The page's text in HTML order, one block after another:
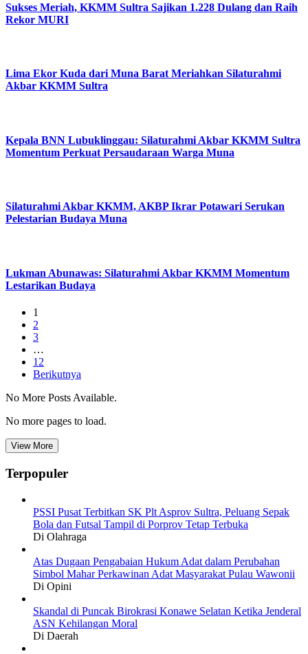
Sukses Meriah, KKMM Sultra Sajikan 1.228 Dulang dan Raih
Rekor MURI
Lima Ekor Kuda dari Muna Barat Meriahkan Silaturahmi
Akbar KKMM Sultra
Kepala BNN Lubuklinggau: Silaturahmi Akbar KKMM Sultra
Momentum Perkuat Persaudaraan Warga Muna
Silaturahmi Akbar KKMM, AKBP Ikrar Potawari Serukan
Pelestarian Budaya Muna
Lukman Abunawas: Silaturahmi Akbar KKMM Momentum
Lestarikan Budaya
1
2
3
…
12
Berikutnya
No More Posts Available.
No more pages to load.
View More
Terpopuler
PSSI Pusat Terbitkan SK Plt Asprov Sultra, Peluang Sepak
Bola dan Futsal Tampil di Porprov Tetap Terbuka
Di Olahraga
Atas Dugaan Pengabaian Hukum Adat dalam Perubahan
Simbol Mahar Perkawinan Adat Masyarakat Pulau Wawonii
Di Opini
Skandal di Puncak Birokrasi Konawe Selatan Ketika Jenderal
ASN Kehilangan Moral
Di Daerah